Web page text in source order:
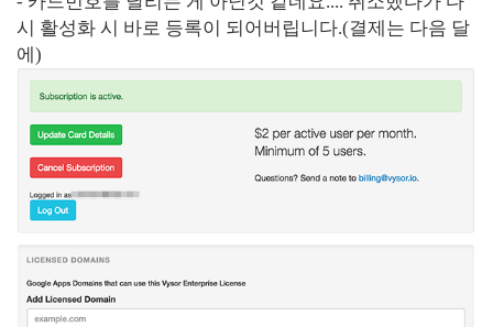
시 활성화 시 바로 등록이 되어버립니다.(결제는 다음 달
에)